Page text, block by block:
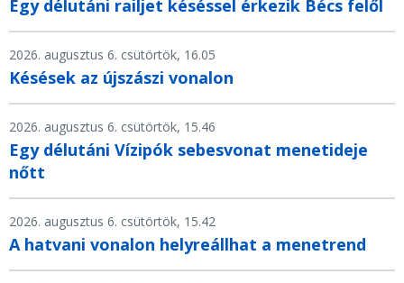
Egy délutáni railjet késéssel érkezik Bécs felől
2026. augusztus 6. csütörtök, 16.05
Késések az újszászi vonalon
2026. augusztus 6. csütörtök, 15.46
Egy délutáni Vízipók sebesvonat menetideje
nőtt
2026. augusztus 6. csütörtök, 15.42
A hatvani vonalon helyreállhat a menetrend